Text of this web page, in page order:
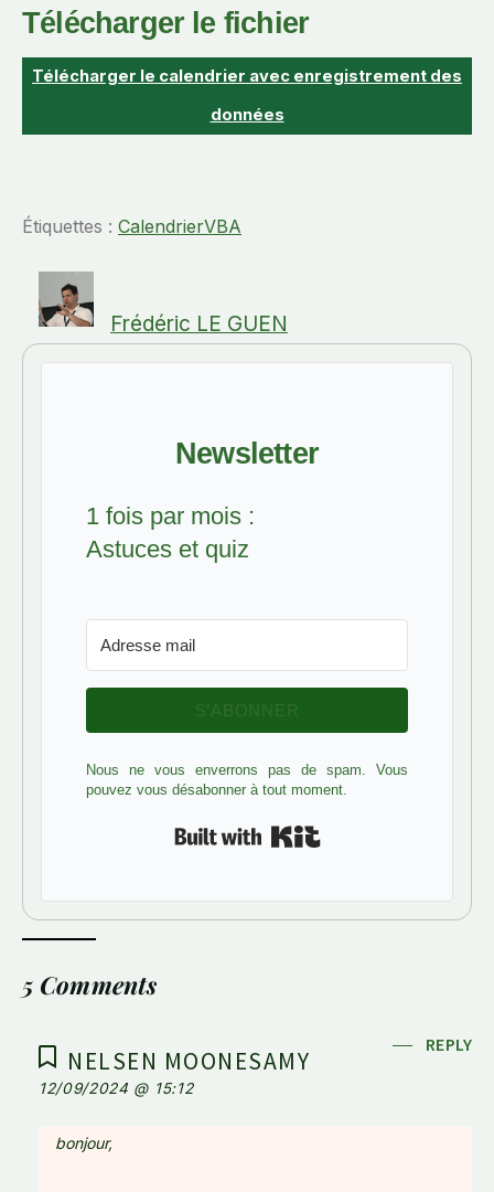
Télécharger le fichier
Télécharger le calendrier avec enregistrement des
données
Étiquettes : CalendrierVBA
Frédéric LE GUEN
Newsletter
1 fois par mois :
Astuces et quiz
S’ABONNER
Nous ne vous enverrons pas de spam. Vous
pouvez vous désabonner à tout moment.
Built with Kit
5 Comments
NELSEN MOONESAMY
12/09/2024 @ 15:12
bonjour,
REPLY